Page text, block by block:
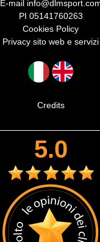
E-mail
PI 05141760263
Cookies Policy
Privacy sito web e servizi
Credits
5.0